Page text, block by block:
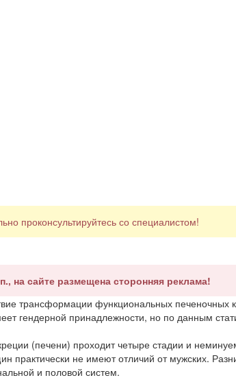
проконсультируйтесь со специалистом!
на сайте размещена сторонняя реклама!
трансформации функциональных печеночных
гендерной принадлежности, но по данным
(печени) проходит четыре стадии и
практически не имеют отличий от мужских.
и половой систем.